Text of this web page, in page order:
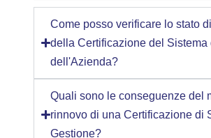
Come posso verificare lo stato
della Certificazione del Sistema
dell'Azienda?
Quali sono le conseguenze del
rinnovo di una Certificazione di
Gestione?